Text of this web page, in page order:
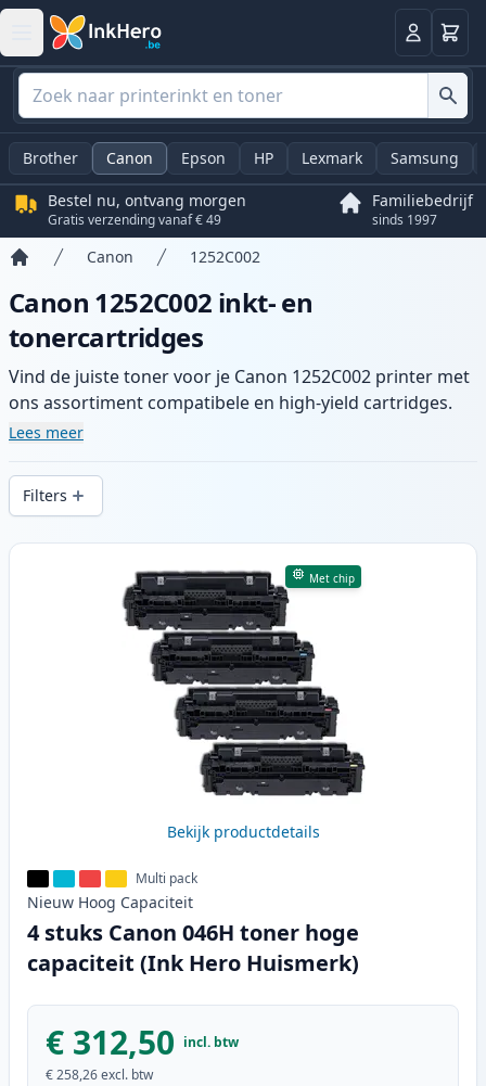
Log in
Brother Canon Epson HP Lexmark Samsung
Bestel nu, ontvang morgen
Gratis verzending vanaf € 49
Familiebedrijf
sinds 1997
Canon 1252C002
Canon 1252C002 inkt- en
tonercartridges
Vind de juiste toner voor je Canon 1252C002 printer met
ons assortiment compatibele en high-yield cartridges.
Geniet van consistente printkwaliteit en snelle levering
Lees meer
Filters
Producten
Met chip
Bekijk productdetails
Multi pack
Nieuw Hoog Capaciteit
4 stuks Canon 046H toner hoge
capaciteit (Ink Hero Huismerk)
€ 312,50 incl. btw
€ 258,26excl. btw